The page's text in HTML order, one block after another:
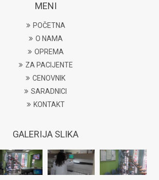
MENI
POČETNA
O NAMA
OPREMA
ZA PACIJENTE
CENOVNIK
SARADNICI
KONTAKT
GALERIJA SLIKA